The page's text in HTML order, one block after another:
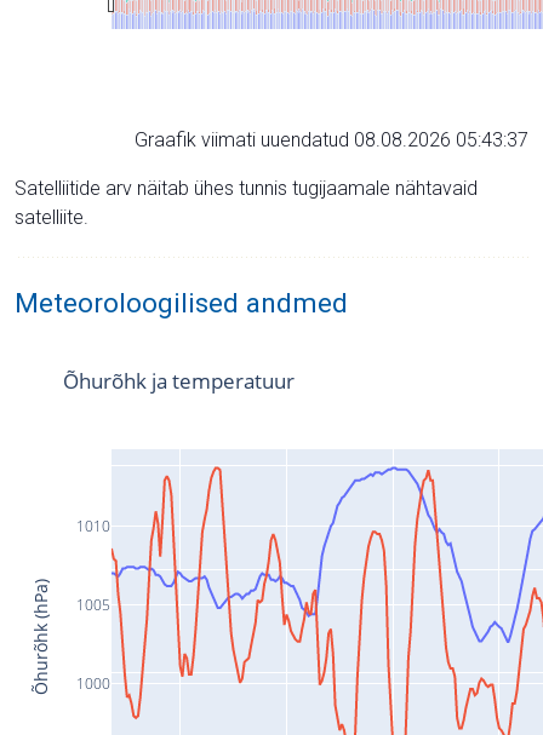
Graafik viimati uuendatud 08.08.2026 05:43:37
Satelliitide arv näitab ühes tunnis tugijaamale nähtavaid
satelliite.
Meteoroloogilised andmed
1000
1005
1010
Õhurõhk ja temperatuur
Õhurõhk (hPa)